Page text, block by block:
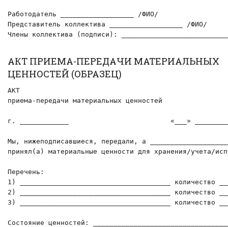
Работодатель __________________ /ФИО/
Представитель коллектива __________________ /ФИО/
Члены коллектива (подписи):
АКТ ПРИЕМА-ПЕРЕДАЧИ МАТЕРИАЛЬНЫХ
ЦЕННОСТЕЙ (ОБРАЗЕЦ)
АКТ
приема-передачи материальных ценностей
г. ____________                         «___»
Мы, нижеподписавшиеся, передали, а
принял(а) материальные ценности для хранения/учета/
Перечень:
1) _____________________________________ количество
2) _____________________________________ количество
3) _____________________________________ количество
Состояние ценностей: